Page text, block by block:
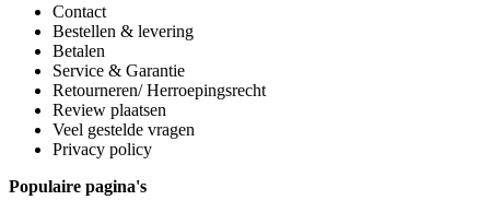
Contact
Bestellen & levering
Betalen
Service & Garantie
Retourneren/ Herroepingsrecht
Review plaatsen
Veel gestelde vragen
Privacy policy
Populaire pagina's